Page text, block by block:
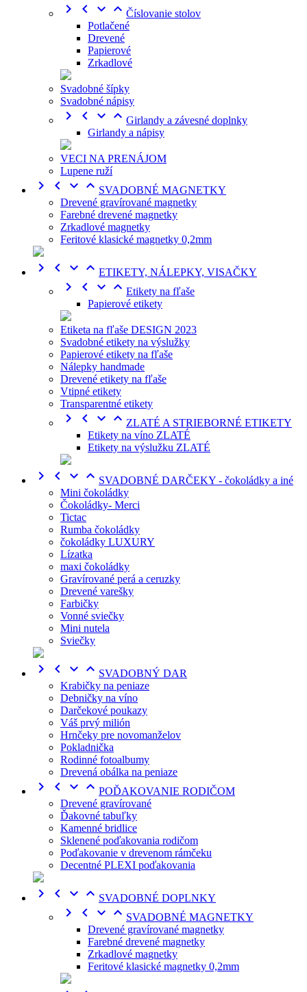
    Číslovanie stolov
Potlačené
Drevené
Papierové
Zrkadlové
Svadobné šípky
Svadobné nápisy
    Girlandy a závesné doplnky
Girlandy a nápisy
VECI NA PRENÁJOM
Lupene ruží
    SVADOBNÉ MAGNETKY
Drevené gravírované magnetky
Farebné drevené magnetky
Zrkadlové magnetky
Feritové klasické magnetky 0,2mm
    ETIKETY, NÁLEPKY, VISAČKY
    Etikety na fľaše
Papierové etikety
Etiketa na fľaše DESIGN 2023
Svadobné etikety na výslužky
Papierové etikety na fľaše
Nálepky handmade
Drevené etikety na fľaše
Vtipné etikety
Transparentné etikety
    ZLATÉ A STRIEBORNÉ ETIKETY
Etikety na víno ZLATÉ
Etikety na výslužku ZLATÉ
    SVADOBNÉ DARČEKY - čokoládky a iné
Mini čokoládky
Čokoládky- Merci
Tictac
Rumba čokoládky
čokoládky LUXURY
Lízatka
maxi čokoládky
Gravírované perá a ceruzky
Drevené varešky
Farbičky
Vonné sviečky
Mini nutela
Sviečky
    SVADOBNÝ DAR
Krabičky na peniaze
Debničky na víno
Darčekové poukazy
Váš prvý milión
Hrnčeky pre novomanželov
Pokladnička
Rodinné fotoalbumy
Drevená obálka na peniaze
    POĎAKOVANIE RODIČOM
Drevené gravírované
Ďakovné tabuľky
Kamenné bridlice
Sklenené poďakovania rodičom
Poďakovanie v drevenom rámčeku
Decentné PLEXI poďakovania
    SVADOBNÉ DOPLNKY
    SVADOBNÉ MAGNETKY
Drevené gravírované magnetky
Farebné drevené magnetky
Zrkadlové magnetky
Feritové klasické magnetky 0,2mm